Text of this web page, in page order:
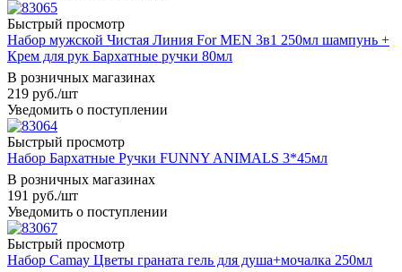
Быстрый просмотр
Набор мужской Чистая Линия For MEN 3в1 250мл шампунь +
Крем для рук Бархатные ручки 80мл
В розничных магазинах
219 руб./шт
Уведомить о поступлении
Быстрый просмотр
Набор Бархатные Ручки FUNNY ANIMALS 3*45мл
В розничных магазинах
191 руб./шт
Уведомить о поступлении
Быстрый просмотр
Набор Camay Цветы граната гель для душа+мочалка 250мл